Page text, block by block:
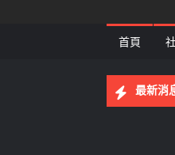
首頁
最新消
【百工達人】 從